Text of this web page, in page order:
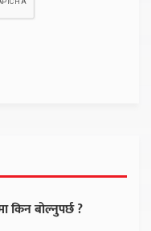
किन बोल्नुपर्छ ?